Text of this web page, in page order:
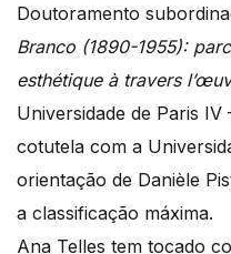
Doutoramento
Branco (1890-1955):
esthétique à travers
Universidade de Paris
cotutela com a
orientação de Danièle
a classificação máxima.
Ana Telles tem tocado